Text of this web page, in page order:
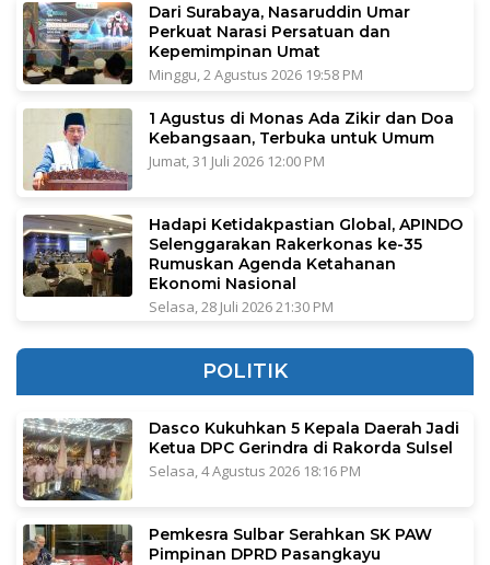
Dari Surabaya, Nasaruddin Umar
Perkuat Narasi Persatuan dan
Kepemimpinan Umat
Minggu, 2 Agustus 2026 19:58 PM
1 Agustus di Monas Ada Zikir dan Doa
Kebangsaan, Terbuka untuk Umum
Jumat, 31 Juli 2026 12:00 PM
Hadapi Ketidakpastian Global, APINDO
Selenggarakan Rakerkonas ke-35
Rumuskan Agenda Ketahanan
Ekonomi Nasional
Selasa, 28 Juli 2026 21:30 PM
POLITIK
Dasco Kukuhkan 5 Kepala Daerah Jadi
Ketua DPC Gerindra di Rakorda Sulsel
Selasa, 4 Agustus 2026 18:16 PM
Pemkesra Sulbar Serahkan SK PAW
Pimpinan DPRD Pasangkayu